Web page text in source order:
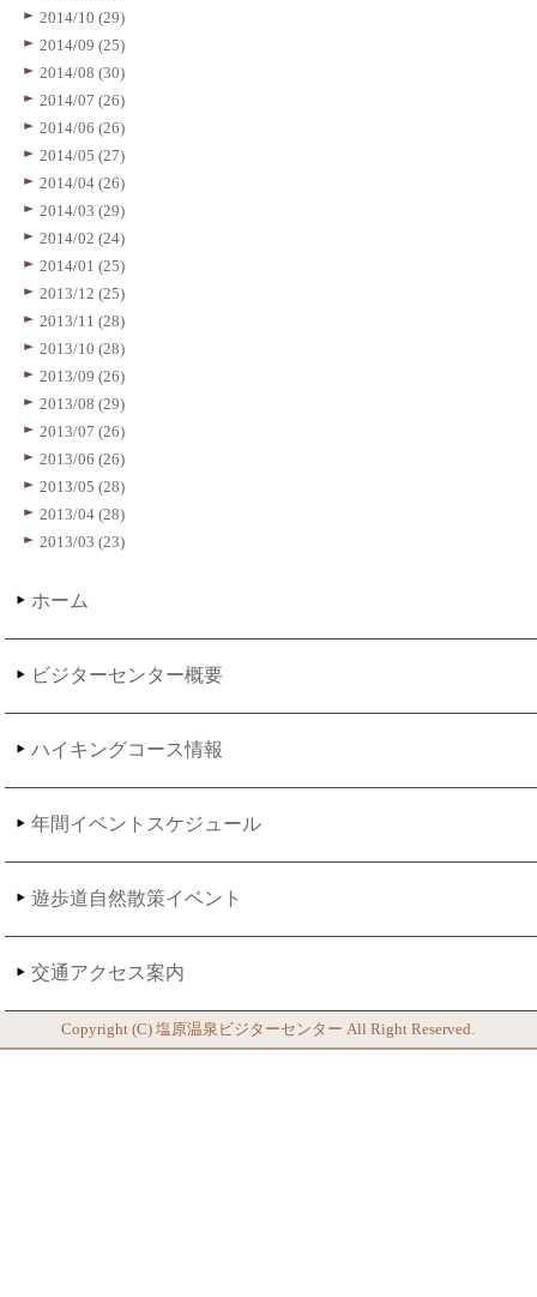
2014/10 (29)
2014/09 (25)
2014/08 (30)
2014/07 (26)
2014/06 (26)
2014/05 (27)
2014/04 (26)
2014/03 (29)
2014/02 (24)
2014/01 (25)
2013/12 (25)
2013/11 (28)
2013/10 (28)
2013/09 (26)
2013/08 (29)
2013/07 (26)
2013/06 (26)
2013/05 (28)
2013/04 (28)
2013/03 (23)
ホーム
ビジターセンター概要
ハイキングコース情報
年間イベントスケジュール
遊歩道自然散策イベント
交通アクセス案内
Copyright (C)塩原温泉ビジターセンター All Right Reserved.